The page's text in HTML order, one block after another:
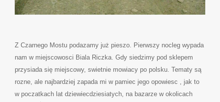
Z Czarnego Mostu podazamy już pieszo. Pierwszy nocleg wypada
nam w miejscowosci Biala Riczka. Gdy siedzimy pod sklepem
przysiada się miejscowy, swietnie mowiacy po polsku. Tematy są
rozne, ale najbardziej zapada mi w pamiec jego opowiesc , jak to
w poczatkach lat dziewiecdziesiatych, na bazarze w okolicach